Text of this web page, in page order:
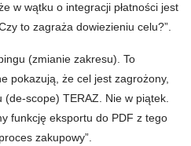
w wątku o integracji płatności jest
to zagraża dowiezieniu celu?”.
(zmianie zakresu). To
pokazują, że cel jest zagrożony,
scope) TERAZ. Nie w piątek.
funkcję eksportu do PDF z tego
zakupowy”.